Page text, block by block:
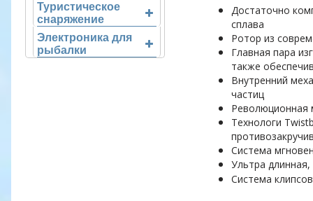
Туристическое
снаряжение
Электроника для
рыбалки
Достаточно
сплава
Ротор из
Главная пара
также
Внутренний
частиц
Революционная
Технологи
Система
Ультра
Система